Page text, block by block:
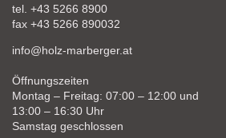
tel. +43 5266 8900
fax +43 5266 890032
info@holz-marberger.at
Öffnungszeiten
Montag – Freitag: 07:00 – 12:00 und
13:00 – 16:30 Uhr
Samstag geschlossen